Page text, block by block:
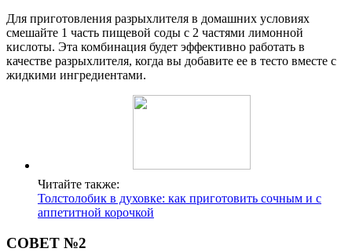
Для приготовления разрыхлителя в домашних условиях
смешайте 1 часть пищевой соды с 2 частями лимонной
кислоты. Эта комбинация будет эффективно работать в
качестве разрыхлителя, когда вы добавите ее в тесто вместе с
жидкими ингредиентами.
Читайте также:
Толстолобик в духовке: как приготовить сочным и с
аппетитной корочкой
СОВЕТ №2